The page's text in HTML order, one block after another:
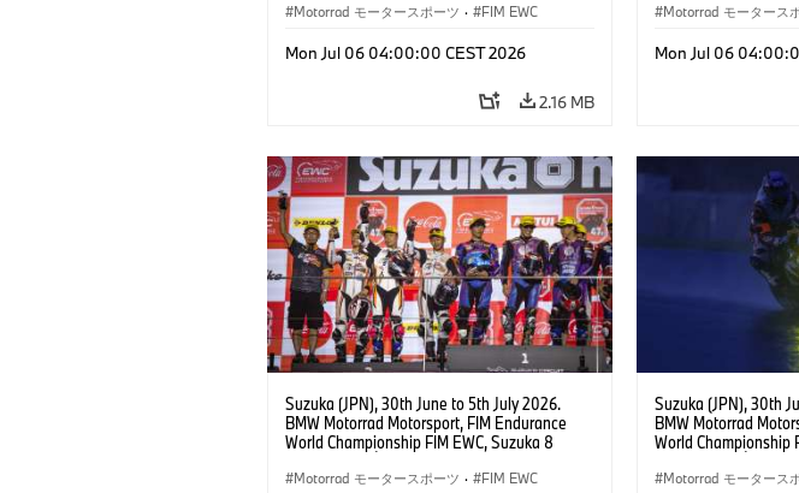
Team Japan, AutoRace UBE Racing Team, #76
Sylvain Guintoli (FRA), Christoph Ponsson
Motorrad モータースポーツ · FIM EWC
Mon Jul 06 04:00:00 CEST 2026
2.16 MB
Team Japan,
Sylvain Guintoli
Motorrad モータース
Mon Jul 06
Suzuka (JPN), 30th June to 5th July 2026.
BMW Motorrad Motorsport, FIM Endurance
World Championship FIM EWC, Suzuka 8
Hikari Okubo, Kaito Toba, Motoharu Ito (all
Motorrad モータースポーツ · FIM EWC
Suzuka (JPN), 30th
BMW Motorrad
World Championship
Hikari Okubo, Kaito
Motorrad モータース